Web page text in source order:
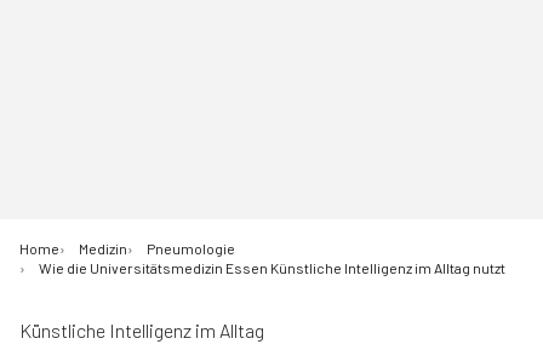
Home Medizin
Pneumologie
Wie die Universitätsmedizin Essen Künstliche Intelligenz im Alltag nutzt
Künstliche Intelligenz im Alltag